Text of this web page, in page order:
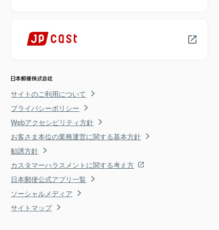
サイトのご利用について
プライバシーポリシー
Webアクセシビリティ方針
お客さま本位の業務運営に関する基本方針
勧誘方針
カスタマーハラスメントに関する考え方
日本郵便公式アプリ一覧
ソーシャルメディア
サイトマップ